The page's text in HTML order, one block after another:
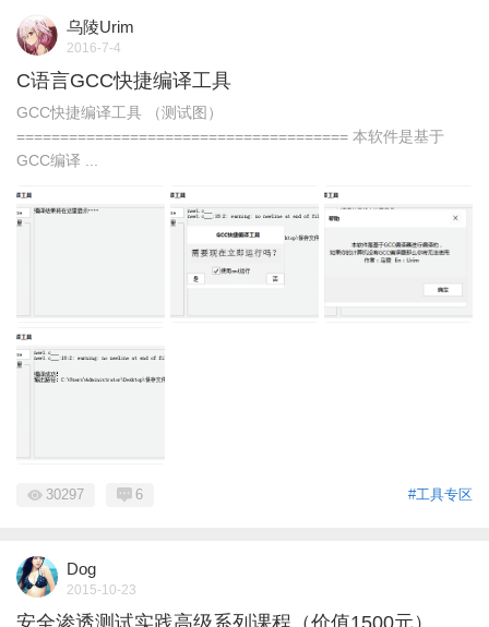
乌陵Urim
2016-7-4
C语言GCC快捷编译工具
GCC快捷编译工具 （测试图）
====================================== 本软件是基于
GCC编译 ...
#工具专区
30297 6
Dog
2015-10-23
安全渗透测试实践高级系列课程（价值1500元）